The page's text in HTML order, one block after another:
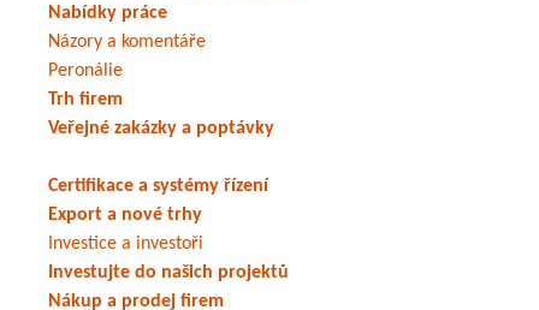
Nabídky práce
Názory a komentáře
Peronálie
Trh firem
Veřejné zakázky a poptávky
Certifikace a systémy řízení
Export a nové trhy
Investice a investoři
Investujte do našich projektů
Nákup a prodej firem